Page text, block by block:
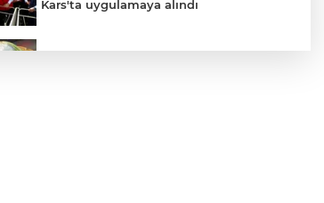
Kars'ta uygulamaya alındı